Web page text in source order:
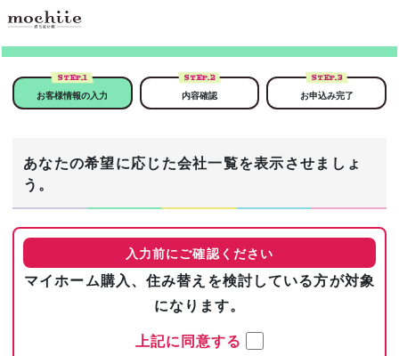
STEP.1
お客様情報の入力
STEP.2
内容確認
STEP.3
お申込み完了
あなたの希望に応じた会社一覧を表示させましょ
う。
入力前にご確認ください
マイホーム購入、住み替えを検討している方が対象
になります。
上記に同意する